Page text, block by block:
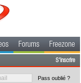
Forums Freezone
S'inscrire
Pass oublié ?